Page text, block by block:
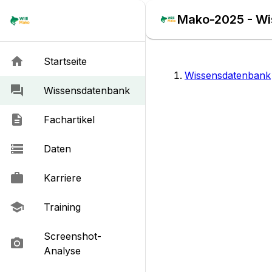
Mako-2025 -
Startseite
Wissensdatenbank
Fachartikel
Daten
Karriere
Training
Screenshot-
Analyse
Wissensdatenbank